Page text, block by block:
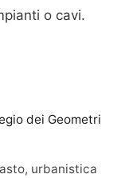
o cavi.
dei Geometri
urbanistica